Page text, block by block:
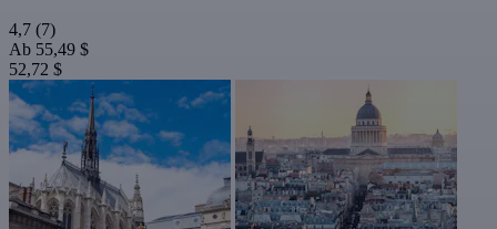
4,7 (7)
Ab 55,49 $
52,72 $